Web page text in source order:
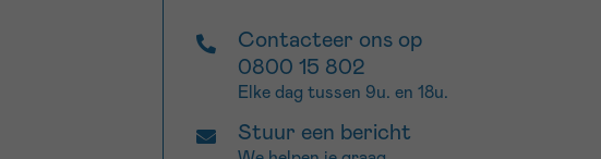
Contacteer ons op
0800 15 802
Elke dag tussen 9u. en 18u.
Stuur een bericht